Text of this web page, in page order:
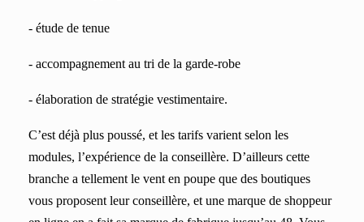
- étude de tenue
- accompagnement au tri de la garde-robe
- élaboration de stratégie vestimentaire.
C’est déjà plus poussé, et les tarifs varient selon les
modules, l’expérience de la conseillère. D’ailleurs cette
branche a tellement le vent en poupe que des boutiques
vous proposent leur conseillère, et une marque de shoppeur